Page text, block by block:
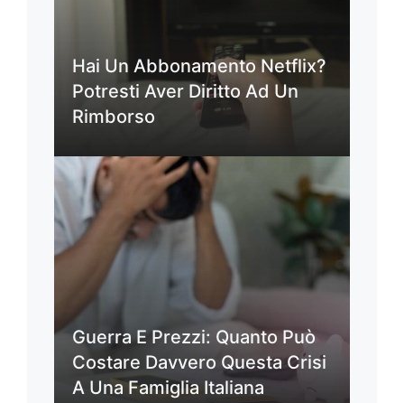
Hai Un Abbonamento Netflix?
Potresti Aver Diritto Ad Un
Rimborso
Guerra E Prezzi: Quanto Può
Costare Davvero Questa Crisi
A Una Famiglia Italiana